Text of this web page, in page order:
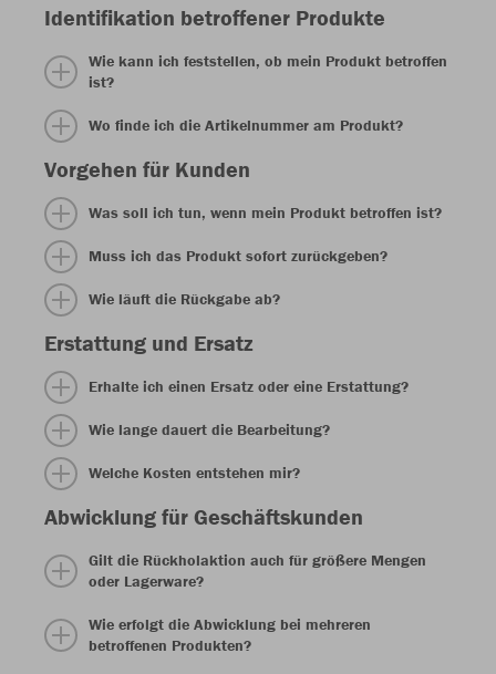
Identifikation betroffener Produkte
Wie kann ich feststellen, ob mein Produkt betroffen
ist?
Wo finde ich die Artikelnummer am Produkt?
Vorgehen für Kunden
Was soll ich tun, wenn mein Produkt betroffen ist?
Muss ich das Produkt sofort zurückgeben?
Wie läuft die Rückgabe ab?
Erstattung und Ersatz
Erhalte ich einen Ersatz oder eine Erstattung?
Wie lange dauert die Bearbeitung?
Welche Kosten entstehen mir?
Abwicklung für Geschäftskunden
Gilt die Rückholaktion auch für größere Mengen
oder Lagerware?
Wie erfolgt die Abwicklung bei mehreren
betroffenen Produkten?